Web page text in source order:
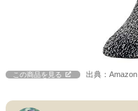
この商品を見る 出典：Amazon